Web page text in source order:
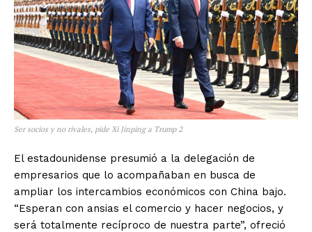
Ser socios y no rivales, pide Xi Jinping a Trump 2
El estadounidense presumió a la delegación de
empresarios que lo acompañaban en busca de
ampliar los intercambios económicos con China bajo.
“Esperan con ansias el comercio y hacer negocios, y
será totalmente recíproco de nuestra parte”, ofreció